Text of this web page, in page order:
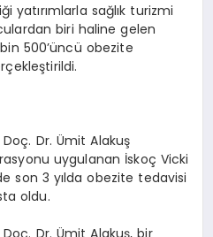
yatırımlarla sağlık turizmi
biri haline gelen
500’üncü obezite
Dr. Ümit Alakuş
uygulanan İskoç Vicki
son 3 yılda obezite tedavisi
oldu.
Dr. Ümit Alakuş, bir